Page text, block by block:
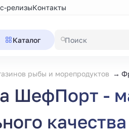
релизыКонтакты
Каталог
рыбы и морепродуктов
ШефПорт -
качества